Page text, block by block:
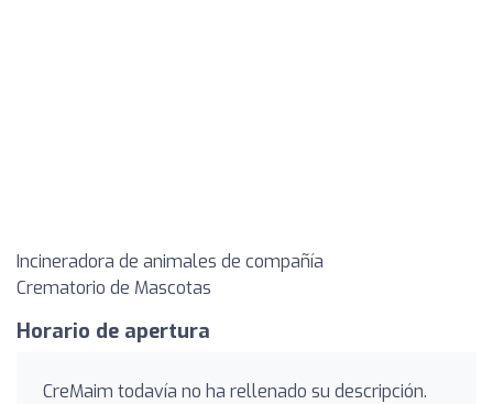
Incineradora de animales de compañía
Crematorio de Mascotas
Horario de apertura
CreMaim todavía no ha rellenado su descripción.